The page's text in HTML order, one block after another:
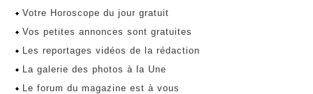
Votre Horoscope du jour gratuit
Vos petites annonces sont gratuites
Les reportages vidéos de la rédaction
La galerie des photos à la Une
Le forum du magazine est à vous